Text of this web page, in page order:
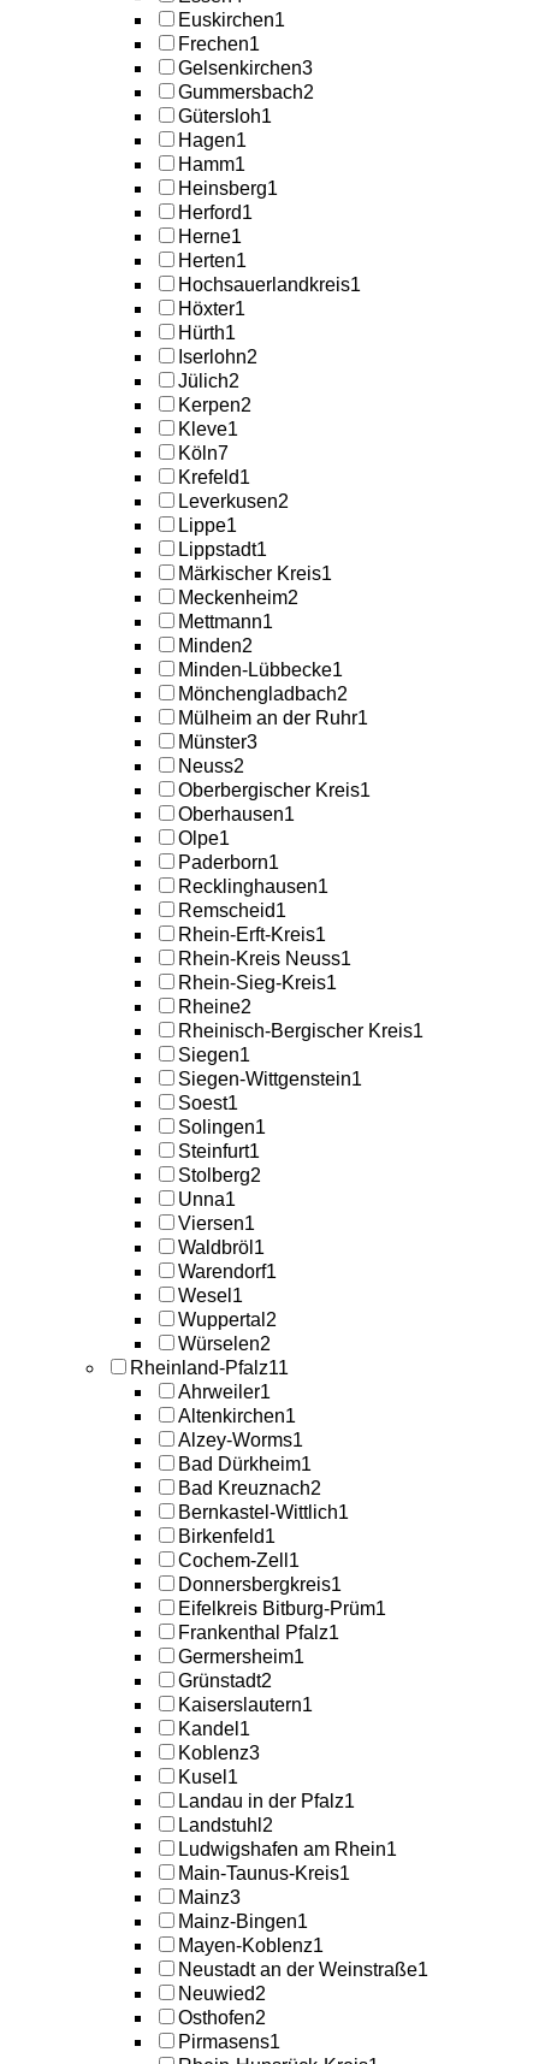
Euskirchen1
Frechen1
Gelsenkirchen3
Gummersbach2
Gütersloh1
Hagen1
Hamm1
Heinsberg1
Herford1
Herne1
Herten1
Hochsauerlandkreis1
Höxter1
Hürth1
Iserlohn2
Jülich2
Kerpen2
Kleve1
Köln7
Krefeld1
Leverkusen2
Lippe1
Lippstadt1
Märkischer Kreis1
Meckenheim2
Mettmann1
Minden2
Minden-Lübbecke1
Mönchengladbach2
Mülheim an der Ruhr1
Münster3
Neuss2
Oberbergischer Kreis1
Oberhausen1
Olpe1
Paderborn1
Recklinghausen1
Remscheid1
Rhein-Erft-Kreis1
Rhein-Kreis Neuss1
Rhein-Sieg-Kreis1
Rheine2
Rheinisch-Bergischer Kreis1
Siegen1
Siegen-Wittgenstein1
Soest1
Solingen1
Steinfurt1
Stolberg2
Unna1
Viersen1
Waldbröl 1
Warendorf1
Wesel 1
Wuppertal 2
Würselen2
Rheinland-Pfalz11
Ahrweiler1
Altenkirchen1
Alzey-Worms1
Bad Dürkheim1
Bad Kreuznach2
Bernkastel-Wittlich1
Birkenfeld1
Cochem-Zell 1
Donnersbergkreis1
Eifelkreis Bitburg-Prüm1
Frankenthal Pfalz1
Germersheim1
Grünstadt2
Kaiserslautern1
Kandel 1
Koblenz3
Kusel 1
Landau in der Pfalz1
Landstuhl 2
Ludwigshafen am Rhein1
Main-Taunus-Kreis1
Mainz3
Mainz-Bingen1
Mayen-Koblenz1
Neustadt an der Weinstraße1
Neuwied2
Osthofen2
Pirmasens1